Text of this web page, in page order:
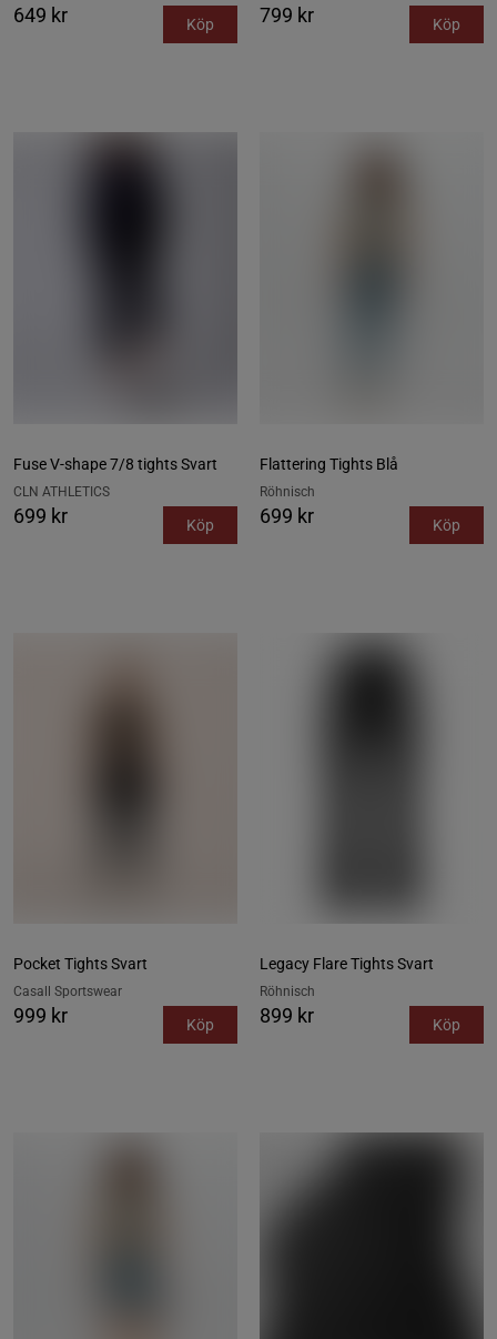
649 kr Köp 799 kr Köp
Fuse V-shape 7/8 tights Svart
CLN ATHLETICS
699 kr Köp
Flattering Tights Blå
Röhnisch
699 kr Köp
Pocket Tights Svart
Casall Sportswear
999 kr Köp
Legacy Flare Tights Svart
Röhnisch
899 kr Köp